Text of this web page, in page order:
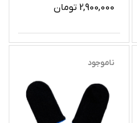
2,900,000 تومان
ناموجود